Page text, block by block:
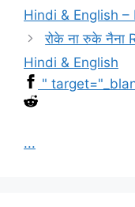
Hindi & English –
रोके ना रुके
Hindi & English
"
...